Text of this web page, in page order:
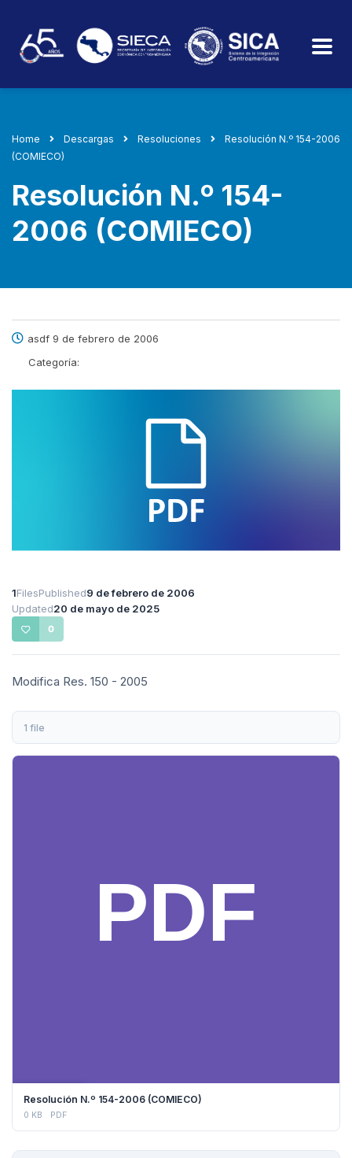
Home Descargas Resoluciones
Resolución N.º 154-2006
(COMIECO)
Resolución N.º 154-
2006 (COMIECO)
asdf 9 de febrero de 2006
Categoría:
1FilesPublished9 de febrero de 2006
Updated20 de mayo de 2025
0
Modifica Res. 150 - 2005
1 file
Resolución N.º 154-2006 (COMIECO)
0 KB PDF